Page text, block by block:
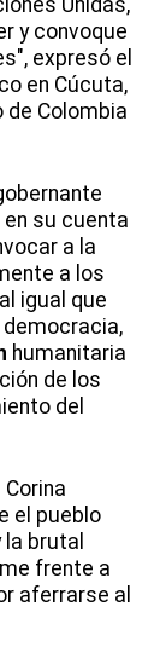
Unidas,
y convoque
expresó el
en Cúcuta,
Colombia
en su cuenta
a la
a los
igual que
humanitaria
de los
del
el pueblo
brutal
frente a
aferrarse al